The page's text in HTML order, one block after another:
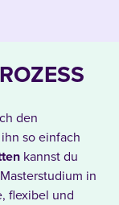
den
so einfach
kannst du
in
flexibel und